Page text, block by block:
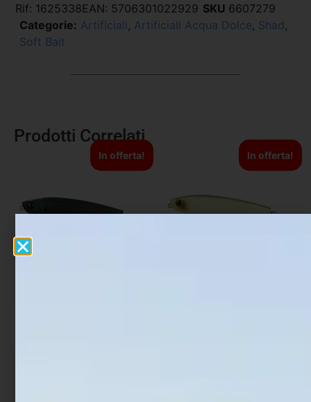
Rif: 1625338EAN: 5706301022929 SKU 6607279
Categorie: Artificiali , Artificiali Acqua Dolce, Shad ,
Soft Bait
Prodotti Correlati
In offerta! In offerta!